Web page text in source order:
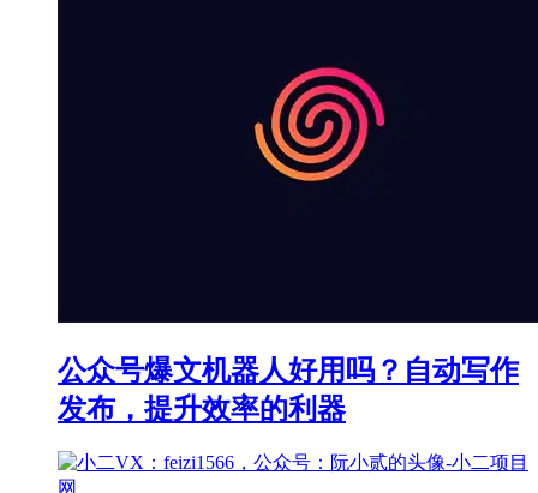
公众号爆文机器人好用吗？自动写作
发布，提升效率的利器